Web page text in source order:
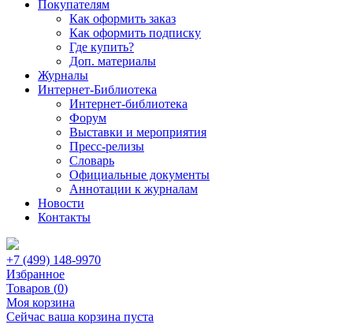
Покупателям
Как оформить заказ
Как оформить подписку
Где купить?
Доп. материалы
Журналы
Интернет-Библиотека
Интернет-библиотека
Форум
Выставки и мероприятия
Пресс-релизы
Словарь
Официальные документы
Аннотации к журналам
Новости
Контакты
+7 (499) 148-9970
Избранное
Товаров (0)
Моя корзина
Сейчас ваша корзина пуста